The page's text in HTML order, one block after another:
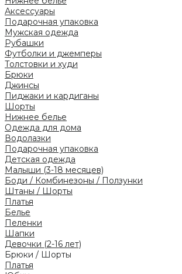
Аксессуары
Подарочная упаковка
Мужская одежда
Рубашки
Футболки и джемперы
Толстовки и худи
Брюки
Джинсы
Пиджаки и кардиганы
Шорты
Нижнее белье
Одежда для дома
Водолазки
Подарочная упаковка
Детская одежда
Малыши (3-18 месяцев)
Боди / Комбинезоны / Ползунки
Штаны / Шорты
Платья
Белье
Пеленки
Шапки
Девочки (2-16 лет)
Брюки / Шорты
Платья